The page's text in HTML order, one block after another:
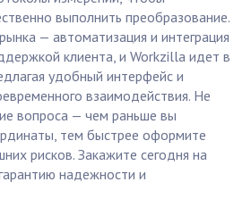
выполнить преобразование.
— автоматизация и интеграция
клиента, и Workzilla идет в
удобный интерфейс и
взаимодействия. Не
вопроса — чем раньше вы
тем быстрее оформите
рисков. Закажите сегодня на
надежности и